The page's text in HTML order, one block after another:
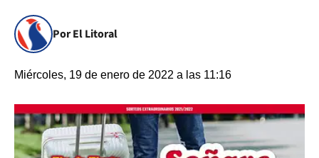
Por El Litoral
Miércoles, 19 de enero de 2022 a las 11:16